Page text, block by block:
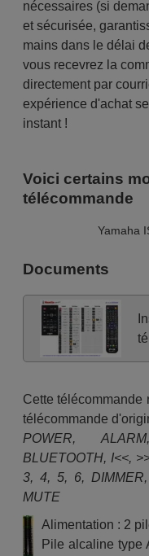
nécessaires (si
et sécurisée,
mains dans le délai
vous recevrez la
directement par
expérience d'achat
instant !
Voici certains
télécommande
Yamaha
Documents
Cette
télécommande
POWER,
BLUETOOTH, I<<,
3, 4, 5, 6,
MUTE
Alimentation : 2
Pile alcaline type